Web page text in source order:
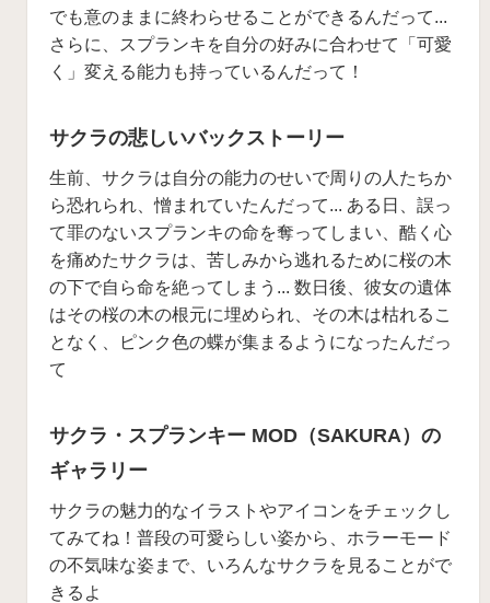
でも意のままに終わらせることができるんだって...
さらに、スプランキを自分の好みに合わせて「可愛
く」変える能力も持っているんだって！
サクラの悲しいバックストーリー
生前、サクラは自分の能力のせいで周りの人たちか
ら恐れられ、憎まれていたんだって... ある日、誤っ
て罪のないスプランキの命を奪ってしまい、酷く心
を痛めたサクラは、苦しみから逃れるために桜の木
の下で自ら命を絶ってしまう... 数日後、彼女の遺体
はその桜の木の根元に埋められ、その木は枯れるこ
となく、ピンク色の蝶が集まるようになったんだっ
て
️サクラ・スプランキー MOD（SAKURA）の
ギャラリー
サクラの魅力的なイラストやアイコンをチェックし
てみてね！普段の可愛らしい姿から、ホラーモード
の不気味な姿まで、いろんなサクラを見ることがで
きるよ